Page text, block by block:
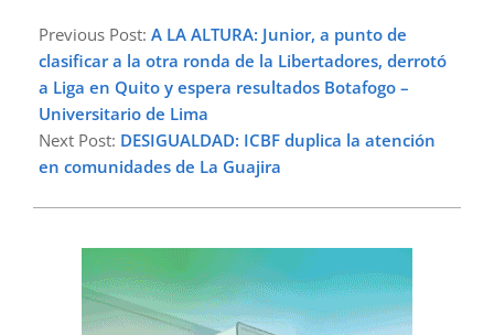
05-
15
Previous Post: A LA ALTURA: Junior, a punto de
clasificar a la otra ronda de la Libertadores, derrotó
a Liga en Quito y espera resultados Botafogo –
Universitario de Lima
Next Post: DESIGUALDAD: ICBF duplica la atención
en comunidades de La Guajira